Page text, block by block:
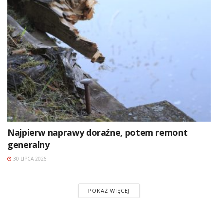
Najpierw naprawy doraźne, potem remont
generalny
30 LIPCA 2026
POKAŻ WIĘCEJ